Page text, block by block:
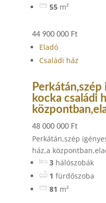
55 m²
44 900 000 Ft
Eladó
Családi ház
kocka családi
48 000 000 Ft
Perkátán,szép
ház,a
3 hálószobák
1 fürdőszoba
81 m²